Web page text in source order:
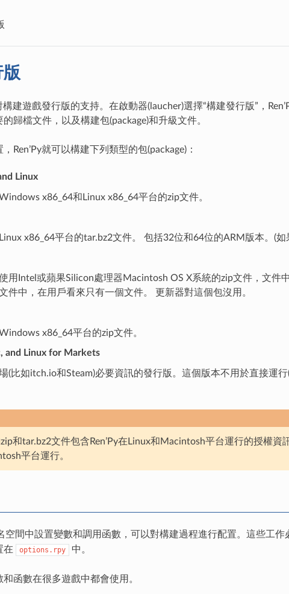
構建遊戲發行版的支持。在啟動器(laucher)選擇“構建發行版”，
歸檔文件，以及構建包(package)和升級文件。
Ren’Py就可以構建下列類型的包(package)：
Linux
x86_64和Linux x86_64平台的zip文件。
x86_64平台的tar.bz2文件。 包括32位和64位的ARM版本。(如
用Intel或蘋果Silicon處理器Macintosh OS X系統的zip文件，文件
件中，在用戶看來只有一個文件。 更新器對這個包沒用。
x86_64平台的zip文件。
and Linux for Markets
(比如itch.io和Steam)必要資訊的發行版。這個版本不用於直接運
zip和tar.bz2文件包含Ren’Py在Linux和Macintosh平台運行的授權
平台運行。
空間中設置變數和調用函數，可以對構建過程進行配置。這些工作
在
options.rpy 中。
函數在很多遊戲中都會使用。